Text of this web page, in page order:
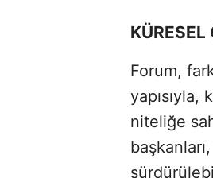
Forum,
niteliğe